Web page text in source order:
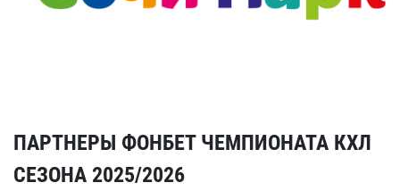
ПАРТНЕРЫ ФОНБЕТ ЧЕМПИОНАТА КХЛ
СЕЗОНА 2025/2026